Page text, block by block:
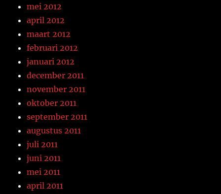
mei 2012
april 2012
maart 2012
februari 2012
januari 2012
december 2011
november 2011
oktober 2011
september 2011
augustus 2011
juli 2011
juni 2011
mei 2011
april 2011